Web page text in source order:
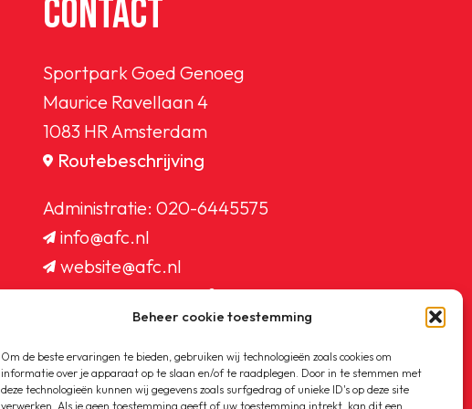
Beheer cookie toestemming
Om de beste ervaringen te bieden, gebruiken wij technologieën zoals cookies om
informatie over je apparaat op te slaan en/of te raadplegen. Door in te stemmen met
deze technologieën kunnen wij gegevens zoals surfgedrag of unieke ID's op deze site
verwerken. Als je geen toestemming geeft of uw toestemming intrekt, kan dit een
CONTACT
Sportpark Goed Genoeg
Maurice Ravellaan 4
1083 HR Amsterdam
Routebeschrijving
Administratie: 020-6445575
info@afc.nl
website@afc.nl
wedstrijdzaken@afc.nl
ledenadministratie@afc.nl